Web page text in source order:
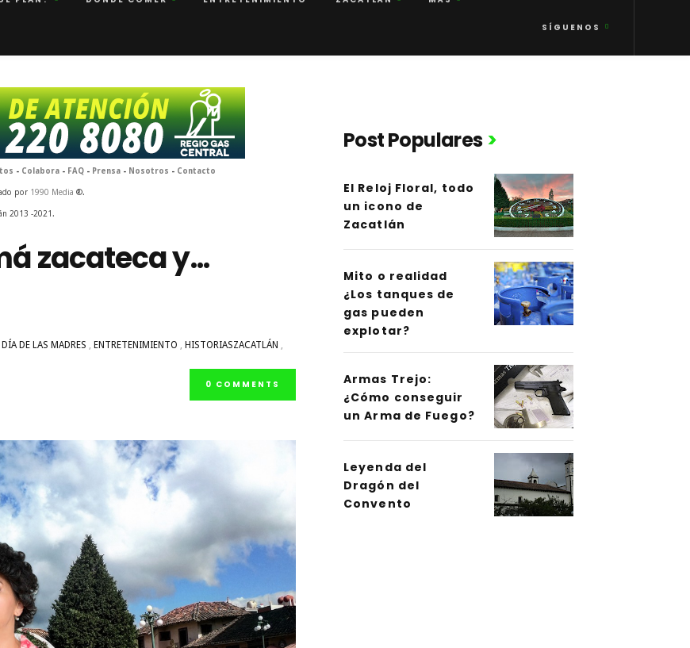
SÍGUENOS
- Colabora - FAQ - Prensa - Nosotros - Contacto
por 1990 Media ®.
2013 -2021.
zacateca y...
DÍA DE LAS MADRES , ENTRETENIMIENTO , HISTORIASZACATLÁN ,
0 COMMENTS
Post Populares
El Reloj Floral, todo
un icono de
Zacatlán
Mito o realidad
¿Los tanques de
gas pueden
explotar?
Armas Trejo:
¿Cómo conseguir
un Arma de Fuego?
Leyenda del
Dragón del
Convento